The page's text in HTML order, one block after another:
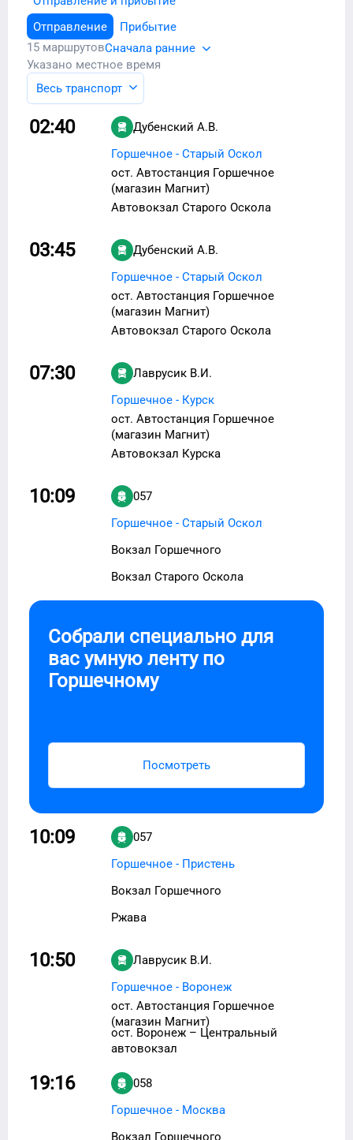
Отправление
Прибытие
15 маршрутовСначала ранние
Указано местное время
Весь транспорт
02:40
Дубенский А.В.
Горшечное - Старый Оскол
ост. Автостанция Горшечное
(магазин Магнит)
Автовокзал Старого Оскола
03:45
Дубенский А.В.
Горшечное - Старый Оскол
ост. Автостанция Горшечное
(магазин Магнит)
Автовокзал Старого Оскола
07:30
Лаврусик В.И.
Горшечное - Курск
ост. Автостанция Горшечное
(магазин Магнит)
Автовокзал Курска
10:09
057
Горшечное - Старый Оскол
Вокзал Горшечного
Вокзал Старого Оскола
Собрали специально для
вас умную ленту по
Горшечному
Посмотреть
10:09
057
Горшечное - Пристень
Вокзал Горшечного
Ржава
10:50
Лаврусик В.И.
Горшечное - Воронеж
ост. Автостанция Горшечное
(магазин Магнит)
ост. Воронеж – Центральный
автовокзал
19:16
058
Горшечное - Москва
Вокзал Горшечного